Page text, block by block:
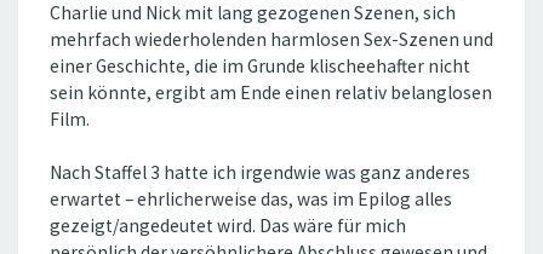
Charlie und Nick mit lang gezogenen Szenen, sich
mehrfach wiederholenden harmlosen Sex-Szenen und
einer Geschichte, die im Grunde klischeehafter nicht
sein könnte, ergibt am Ende einen relativ belanglosen
Film.
Nach Staffel 3 hatte ich irgendwie was ganz anderes
erwartet – ehrlicherweise das, was im Epilog alles
gezeigt/angedeutet wird. Das wäre für mich